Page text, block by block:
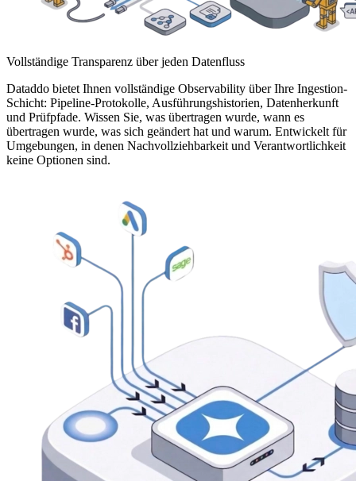
Vollständige Transparenz über jeden Datenfluss
Dataddo bietet Ihnen vollständige Observability über Ihre Ingestion-
Schicht: Pipeline-Protokolle, Ausführungshistorien, Datenherkunft
und Prüfpfade. Wissen Sie, was übertragen wurde, wann es
übertragen wurde, was sich geändert hat und warum. Entwickelt für
Umgebungen, in denen Nachvollziehbarkeit und Verantwortlichkeit
keine Optionen sind.